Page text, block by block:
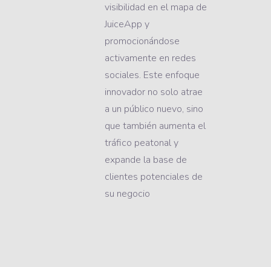
visibilidad en el mapa de
JuiceApp y
promocionándose
activamente en redes
sociales. Este enfoque
innovador no solo atrae
a un público nuevo, sino
que también aumenta el
tráfico peatonal y
expande la base de
clientes potenciales de
su negocio